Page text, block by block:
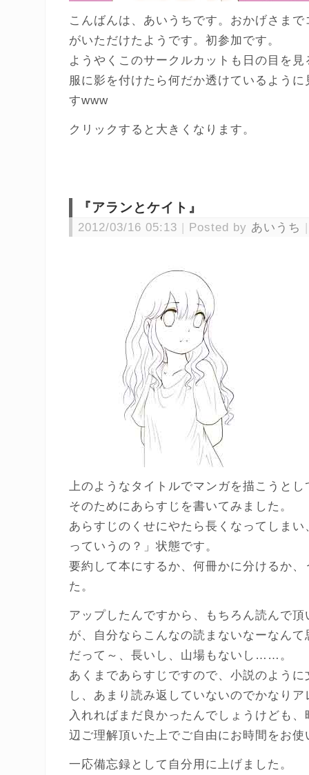
こんばんは、あいうちです。おかげさま
がいただけたようです。初参加です。
ようやくこのサークルカットも日の目を
服に影を付けたら何だか透けているよう
すwww
クリックすると大きくなります。
『アランとケイト』
2012/03/16 05:13 Posted by あいうち
上のようなタイトルでマンガを描こうと
そのためにあらすじを書いてみました。
あらすじのくせにやたら長くなってしま
っていうの？」状態です。
要約して本にするか、何冊かに分けるか
た。
アップしたんですから、もちろん読んで
が、自分ならこんなの読まないなーなん
だって～、長いし、山場もないし……。
あくまであらすじですので、小説のよう
し、あまり読み返していないのでかなり
入れればまだ良かったんでしょうけども
辺ご理解頂いた上でご自由にお時間をお使
一応備忘録として自分用に上げました。